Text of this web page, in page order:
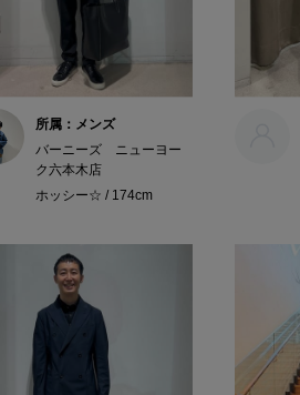
所属：メンズ
バーニーズ ニューヨー
ク六本木店
ホッシー☆ / 174cm